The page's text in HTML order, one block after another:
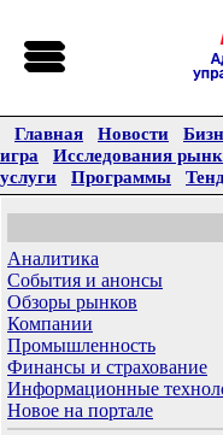
Главная Новости
игра
Исследования
услуги
Программы
Аналитика
События и анонсы
Обзоры рынков
Компании
Промышленность
Финансы и страхование
Информационные
Новое на портале